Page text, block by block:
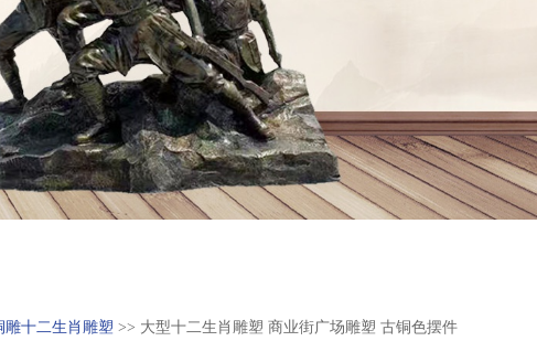
雕十二生肖雕塑 >> 大型十二生肖雕塑 商业街广场雕塑 古铜色摆件